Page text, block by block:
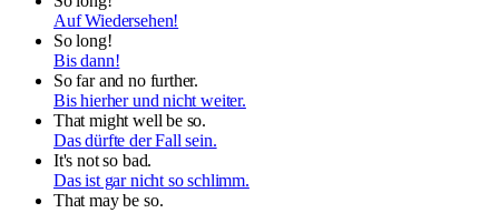
Auf Wiedersehen!
So long!
Bis dann!
So far and no further.
Bis hierher und nicht weiter.
That might well be so.
Das dürfte der Fall sein.
It's not so bad.
Das ist gar nicht so schlimm.
That may be so.